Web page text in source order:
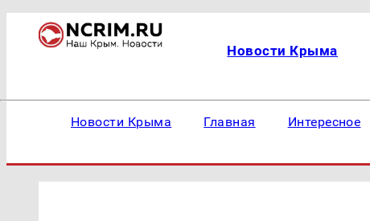
Новости Крыма
Новости Крыма Главная Интересное